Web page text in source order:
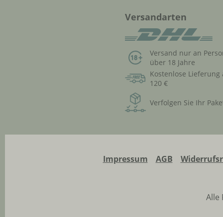
Versandarten
Versand nur an
über 18 Jahre
Kostenlose Lieferung
120 €
Verfolgen Sie Ihr
Impressum AGB
Alle